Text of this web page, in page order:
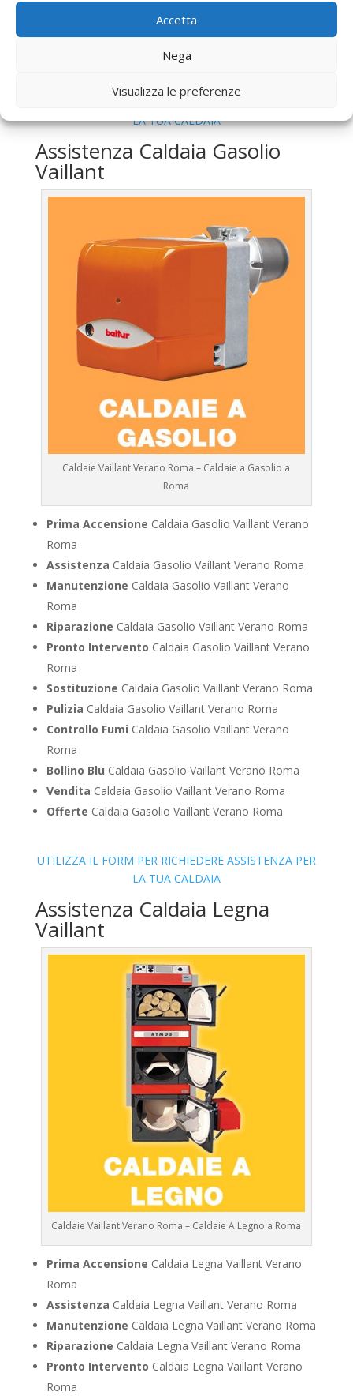
Accetta
Nega
Visualizza le preferenze
Caldaia Gas Metano Vaillant Verano Roma
UTILIZZA IL FORM PER RICHIEDERE ASSISTENZA PER
LA TUA CALDAIA
Assistenza Caldaia Gasolio
Vaillant
Caldaie Vaillant Verano Roma – Caldaie a Gasolio a
Roma
Prima Accensione Caldaia Gasolio Vaillant Verano
Roma
Assistenza Caldaia Gasolio Vaillant Verano Roma
Manutenzione Caldaia Gasolio Vaillant Verano
Roma
Riparazione Caldaia Gasolio Vaillant Verano Roma
Pronto Intervento Caldaia Gasolio Vaillant Verano
Roma
Sostituzione Caldaia Gasolio Vaillant Verano Roma
Pulizia Caldaia Gasolio Vaillant Verano Roma
Controllo Fumi Caldaia Gasolio Vaillant Verano
Roma
Bollino Blu Caldaia Gasolio Vaillant Verano Roma
Vendita Caldaia Gasolio Vaillant Verano Roma
Offerte Caldaia Gasolio Vaillant Verano Roma
UTILIZZA IL FORM PER RICHIEDERE ASSISTENZA PER
LA TUA CALDAIA
Assistenza Caldaia Legna
Vaillant
Caldaie Vaillant Verano Roma – Caldaie A Legno a Roma
Prima Accensione Caldaia Legna Vaillant Verano
Roma
Assistenza Caldaia Legna Vaillant Verano Roma
Manutenzione Caldaia Legna Vaillant Verano Roma
Riparazione Caldaia Legna Vaillant Verano Roma
Pronto Intervento Caldaia Legna Vaillant Verano
Roma